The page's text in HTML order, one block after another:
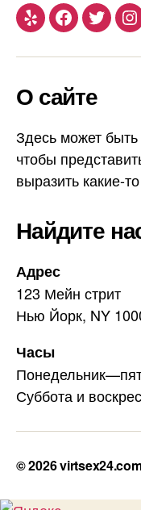
Yelp Facebook
Twitter
О сайте
Здесь может
чтобы
выразить какие-
Найдите
Адрес
123 Мейн стрит
Нью Йорк, NY
Часы
Суббота и
© 2026